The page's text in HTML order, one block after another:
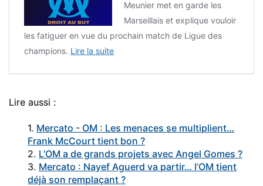
Meunier met en garde les
Marseillais et explique vouloir
les fatiguer en vue du prochain match de Ligue des
champions. Lire la suite
Lire aussi :
1. Mercato - OM : Les menaces se multiplient…
Frank McCourt tient bon ?
2. L’OM a de grands projets avec Angel Gomes ?
3. Mercato : Nayef Aguerd va partir… l’OM tient
déjà son remplaçant ?